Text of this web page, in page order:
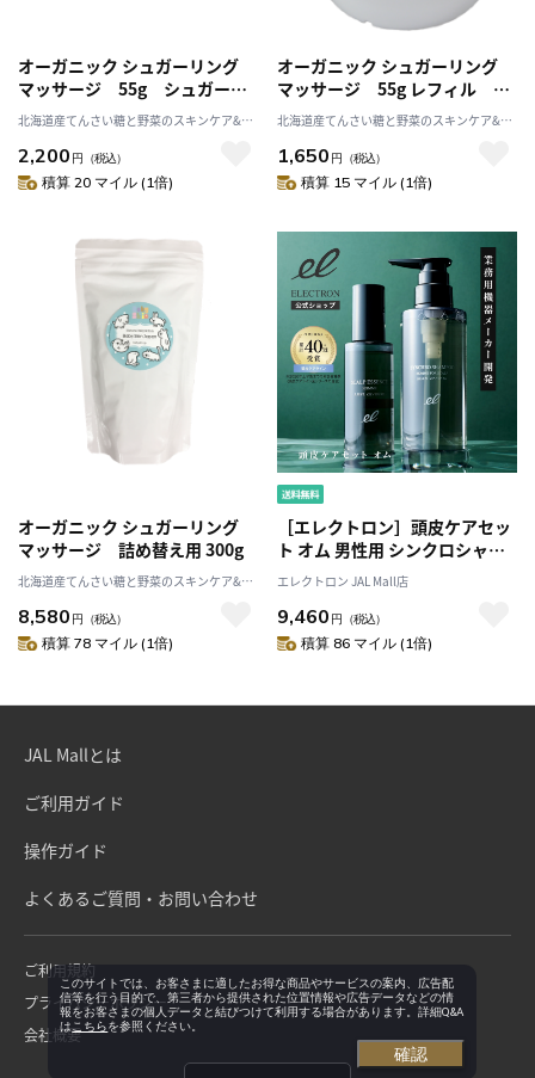
オーガニック シュガーリング
マッサージ 55g シュガース
クラブ 無添加 保湿 北海
道 天然成分 出産祝い
北海道産てんさい糖と野菜のスキンケア&ヘ
2,200 円 （税込）
積算 20 マイル (1倍)
オーガニック シュガーリング
マッサージ 55g レフィル シ
ュガースクラブ 無添加 保
湿 北海道 天然成分 出産祝
い
北海道産てんさい糖と野菜のスキンケア&ヘ
1,650 円 （税込）
積算 15 マイル (1倍)
オーガニック シュガーリング
マッサージ 詰め替え用 300g
北海道産てんさい糖と野菜のスキンケア&ヘ
8,580 円 （税込）
積算 78 マイル (1倍)
［エレクトロン］頭皮ケアセッ
ト オム 男性用 シンクロシャン
プーオム 300ml＆薬用スカルプ
エッセンス オム 100ml セット
[送料無料]
エレクトロン JAL Mall店
9,460 円 （税込）
積算 86 マイル (1倍)
JAL Mallとは
ご利用ガイド
操作ガイド
よくあるご質問・お問い合わせ
ご利用規約
プライバシーポリシー
会社概要
このサイトでは、お客さまに適したお得な商品やサービスの案内、広告配
信等を行う目的で、第三者から提供された位置情報や広告データなどの情
報をお客さまの個人データと結びつけて利用する場合があります。詳細Q&A
はこちらを参照ください。
確認